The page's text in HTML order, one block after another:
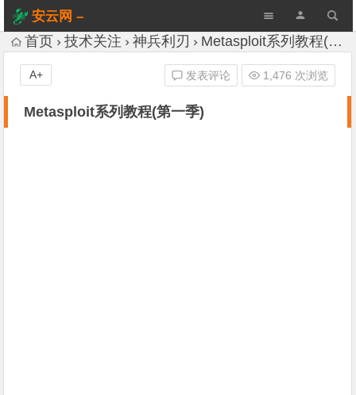
安云网 –
AnYun.ORG
首页 技术关注 神兵利刃 Metasploit系列教程(第一季)
Metasploit系列教程(第一季)
发表评论 1,476 次浏览
A+